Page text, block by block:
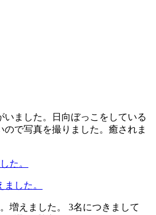
いました。日向ぼっこをしている
ので写真を撮りました。癒されま
した。
増えました。 3名につきまして